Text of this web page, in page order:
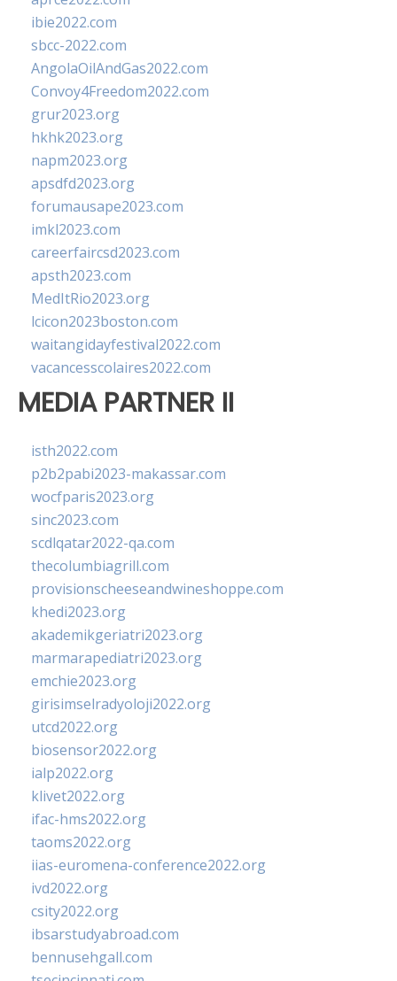
ibie2022.com
sbcc-2022.com
AngolaOilAndGas2022.com
Convoy4Freedom2022.com
grur2023.org
hkhk2023.org
napm2023.org
apsdfd2023.org
forumausape2023.com
imkl2023.com
careerfaircsd2023.com
apsth2023.com
MedItRio2023.org
lcicon2023boston.com
waitangidayfestival2022.com
vacancesscolaires2022.com
MEDIA PARTNER II
isth2022.com
p2b2pabi2023-makassar.com
wocfparis2023.org
sinc2023.com
scdlqatar2022-qa.com
thecolumbiagrill.com
provisionscheeseandwineshoppe.com
khedi2023.org
akademikgeriatri2023.org
marmarapediatri2023.org
emchie2023.org
girisimselradyoloji2022.org
utcd2022.org
biosensor2022.org
ialp2022.org
klivet2022.org
ifac-hms2022.org
taoms2022.org
iias-euromena-conference2022.org
ivd2022.org
csity2022.org
ibsarstudyabroad.com
bennusehgall.com